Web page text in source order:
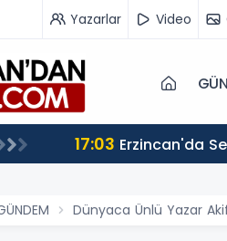
Yazarlar Video
17:03
Dünyaca Ünlü Yazar